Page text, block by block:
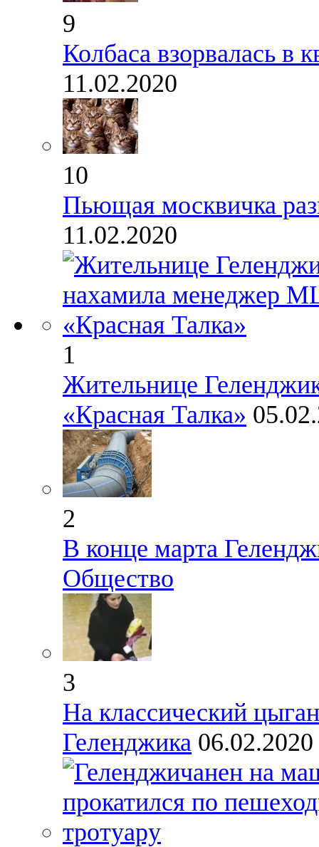
9
Колбаса взорвалась в
11.02.2020
10
Пьющая москвичка
11.02.2020
1
Жительнице
«Красная Талка»
2
В конце марта
Общество
3
На классический
Геленджика 06.02.2020